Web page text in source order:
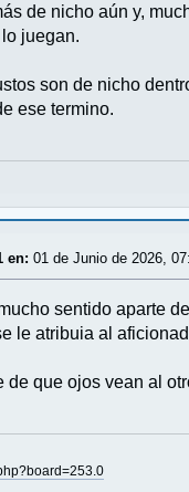
de nicho aún y,
juegan.
son de nicho
ese termino.
en: 01 de Junio de 2026,
sentido aparte
le atribuia al
de que ojos vean al